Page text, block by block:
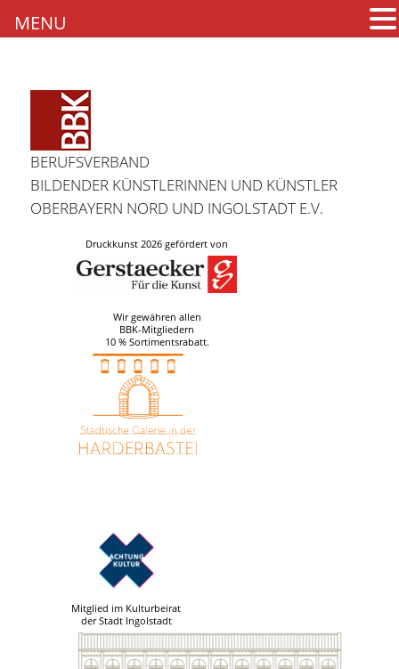
BERUFSVERBAND
BILDENDER KÜNSTLERINNEN UND KÜNSTLER
OBERBAYERN NORD UND INGOLSTADT E.V.
Druckkunst 2026 gefördert von
Wir gewähren allen
BBK-Mitgliedern
10 % Sortimentsrabatt.
Mitglied im Kulturbeirat
der Stadt Ingolstadt
MENU